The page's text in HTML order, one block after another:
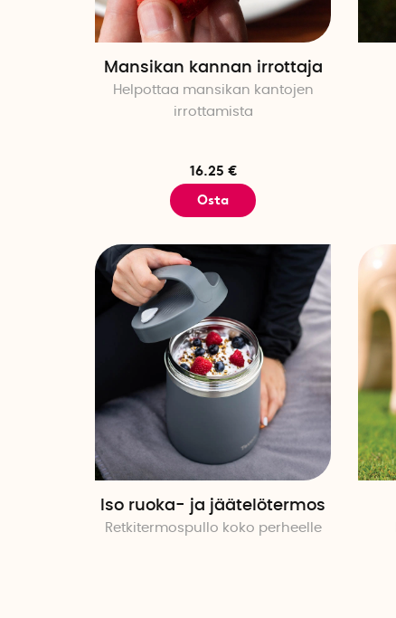
Mansikan kannan irrottaja
Helpottaa mansikan kantojen
irrottamista
16.25 €
Osta
Iso ruoka- ja jäätelötermos
Retkitermospullo koko perheelle